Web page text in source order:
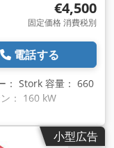
€4,500
固定価格 消費税別
電話する
： Stork 容量： 660
： 160 kW
小型広告